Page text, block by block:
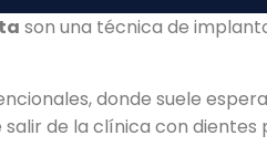
son una técnica de
donde suele
de la clínica con dientes